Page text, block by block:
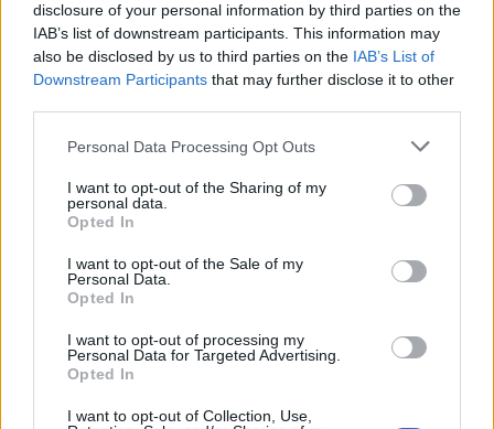
disclosure of your personal information by third parties on the
IAB’s list of downstream participants. This information may
also be disclosed by us to third parties on the IAB’s List of
Downstream Participants that may further disclose it to other
Personal Data Processing Opt Outs
I want to opt-out of the Sharing of my
personal data.
Opted In
I want to opt-out of the Sale of my
Personal Data.
Opted In
I want to opt-out of processing my
Personal Data for Targeted Advertising.
Opted In
I want to opt-out of Collection, Use,
Με Λιθουανία στον προημιτελικό του Ευρωπαϊκού Β' κατ. η Εθνική
Νεανίδων
Αλέξης Γιαννούλιας: Υποψήφιος
παίκτης του Πανιώνιου
τζίρος- Στα 10 εκατ. ευρώ το
Στρατηγική συνεργασία με τη Motor Oil
TV: Η σκακιέρα της νέας σεζόν